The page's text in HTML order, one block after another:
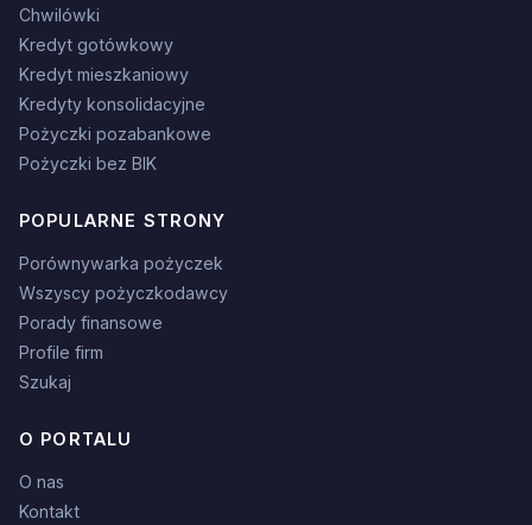
Chwilówki
Kredyt gotówkowy
Kredyt mieszkaniowy
Kredyty konsolidacyjne
Pożyczki pozabankowe
Pożyczki bez BIK
POPULARNE STRONY
Porównywarka pożyczek
Wszyscy pożyczkodawcy
Porady finansowe
Profile firm
Szukaj
O PORTALU
O nas
Kontakt